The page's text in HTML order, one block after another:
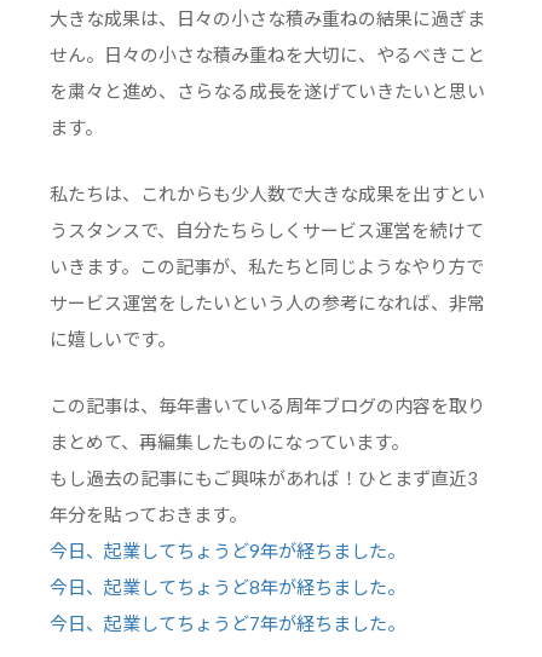
大きな成果は、日々の小さな積み重ねの結果に過ぎま
せん。日々の小さな積み重ねを大切に、やるべきこと
を粛々と進め、さらなる成長を遂げていきたいと思い
ます。
私たちは、これからも少人数で大きな成果を出すとい
うスタンスで、自分たちらしくサービス運営を続けて
いきます。この記事が、私たちと同じようなやり方で
サービス運営をしたいという人の参考になれば、非常
に嬉しいです。
この記事は、毎年書いている周年ブログの内容を取り
まとめて、再編集したものになっています。
もし過去の記事にもご興味があれば！ひとまず直近3
年分を貼っておきます。
今日、起業してちょうど9年が経ちました。
今日、起業してちょうど8年が経ちました。
今日、起業してちょうど7年が経ちました。